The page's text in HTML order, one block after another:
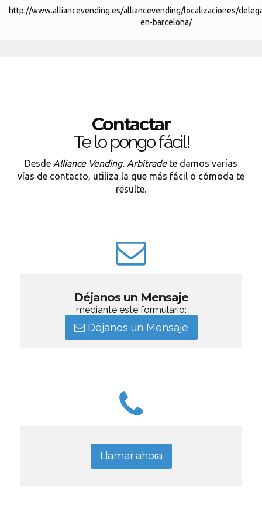
http://www.alliancevending.es/alliancevending/localizaciones/
en-barcelona/
Contactar
Te lo pongo fácil!
Desde Alliance Vending. Arbitradete damos varías
vías de contacto, utiliza la que más fácil o cómoda te
resulte.
Déjanos un Mensaje
mediante este formulario:
Déjanos un Mensaje
Llamar ahora